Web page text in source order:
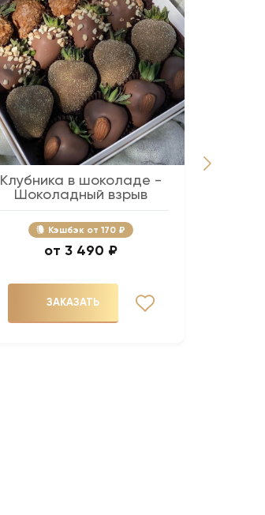
Клубника в шоколаде -
Шоколадный взрыв
Кэшбэк 170 ₽
3 490 ₽
ЗАКАЗАТЬ